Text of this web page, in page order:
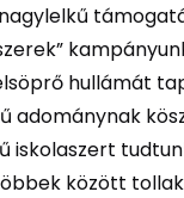
hullámát
adománynak
iskolaszert
között